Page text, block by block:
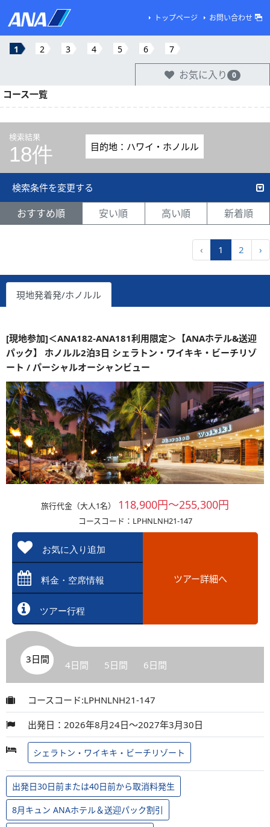
トップページ お問い合わせ
1 2 3 4 5 6 7
お気に入り 0
コース一覧
検索結果
18件 目的地：ハワイ・ホノルル
検索条件を変更する
おすすめ順 安い順 高い順 新着順
‹ 1 2 ›
現地発着発/ホノルル
[現地参加]＜ANA182-ANA181利用限定＞【ANAホテル&送迎
パック】 ホノルル2泊3日 シェラトン・ワイキキ・ビーチリゾ
ート / パーシャルオーシャンビュー
旅行代金（大人1名） 118,900円～255,300円
コースコード：LPHNLNH21-147
お気に入り追加
料金・空席情報
ツアー行程
ツアー詳細へ
3日間 4日間 5日間 6日間
コースコード:LPHNLNH21-147
出発日：2026年8月24日～2027年3月30日
シェラトン・ワイキキ・ビーチリゾート
出発日30日前または40日前から取消料発生
8月キュン ANAホテル＆送迎パック割引